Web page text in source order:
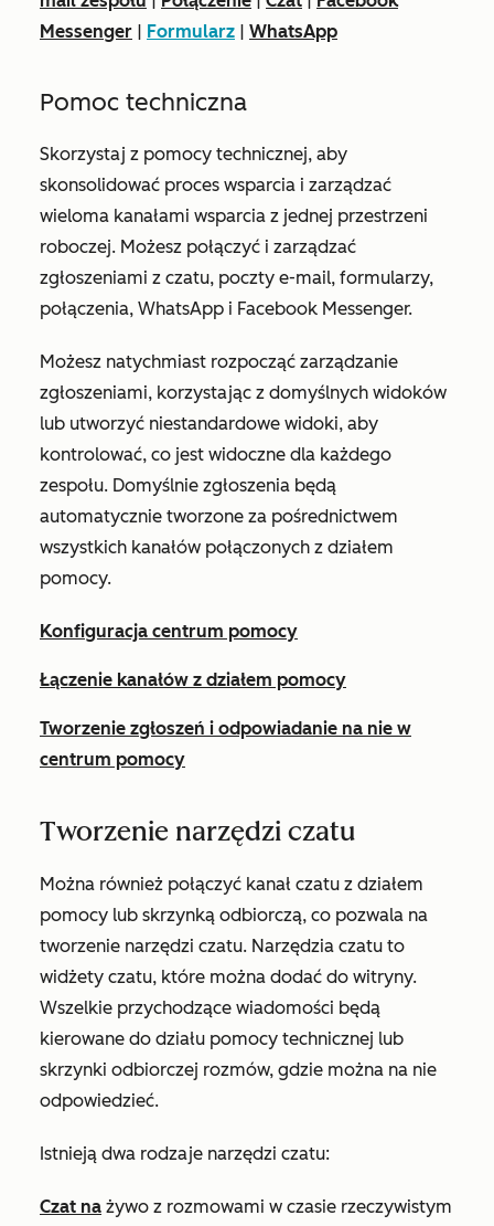
Messenger | Formularz | WhatsApp
Pomoc techniczna
Skorzystaj z pomocy technicznej, aby
skonsolidować proces wsparcia i zarządzać
wieloma kanałami wsparcia z jednej przestrzeni
roboczej. Możesz połączyć i zarządzać
zgłoszeniami z czatu, poczty e-mail, formularzy,
połączenia, WhatsApp i Facebook Messenger.
Możesz natychmiast rozpocząć zarządzanie
zgłoszeniami, korzystając z domyślnych widoków
lub utworzyć niestandardowe widoki, aby
kontrolować, co jest widoczne dla każdego
zespołu. Domyślnie zgłoszenia będą
automatycznie tworzone za pośrednictwem
wszystkich kanałów połączonych z działem
pomocy.
Konfiguracja centrum pomocy
Łączenie kanałów z działem pomocy
Tworzenie zgłoszeń i odpowiadanie na nie w
centrum pomocy
Tworzenie narzędzi czatu
Można również połączyć kanał czatu z działem
pomocy lub skrzynką odbiorczą, co pozwala na
tworzenie narzędzi czatu. Narzędzia czatu to
widżety czatu, które można dodać do witryny.
Wszelkie przychodzące wiadomości będą
kierowane do działu pomocy technicznej lub
skrzynki odbiorczej rozmów, gdzie można na nie
odpowiedzieć.
Istnieją dwa rodzaje narzędzi czatu:
Czat na żywo z rozmowami w czasie rzeczywistym